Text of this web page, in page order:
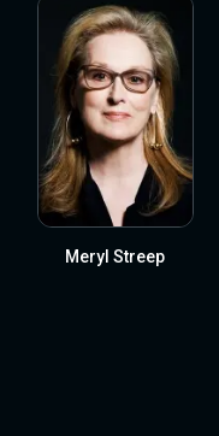
Meryl Streep